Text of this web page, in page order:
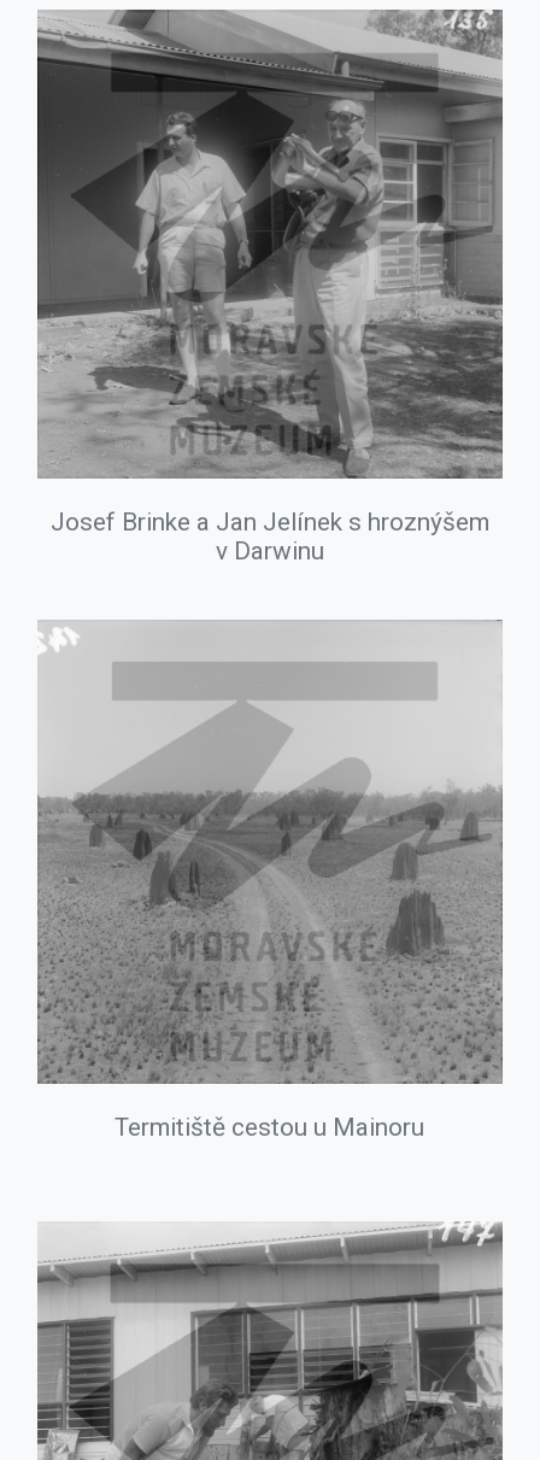
Josef Brinke a Jan Jelínek s hroznýšem
v Darwinu
Termitiště cestou u Mainoru